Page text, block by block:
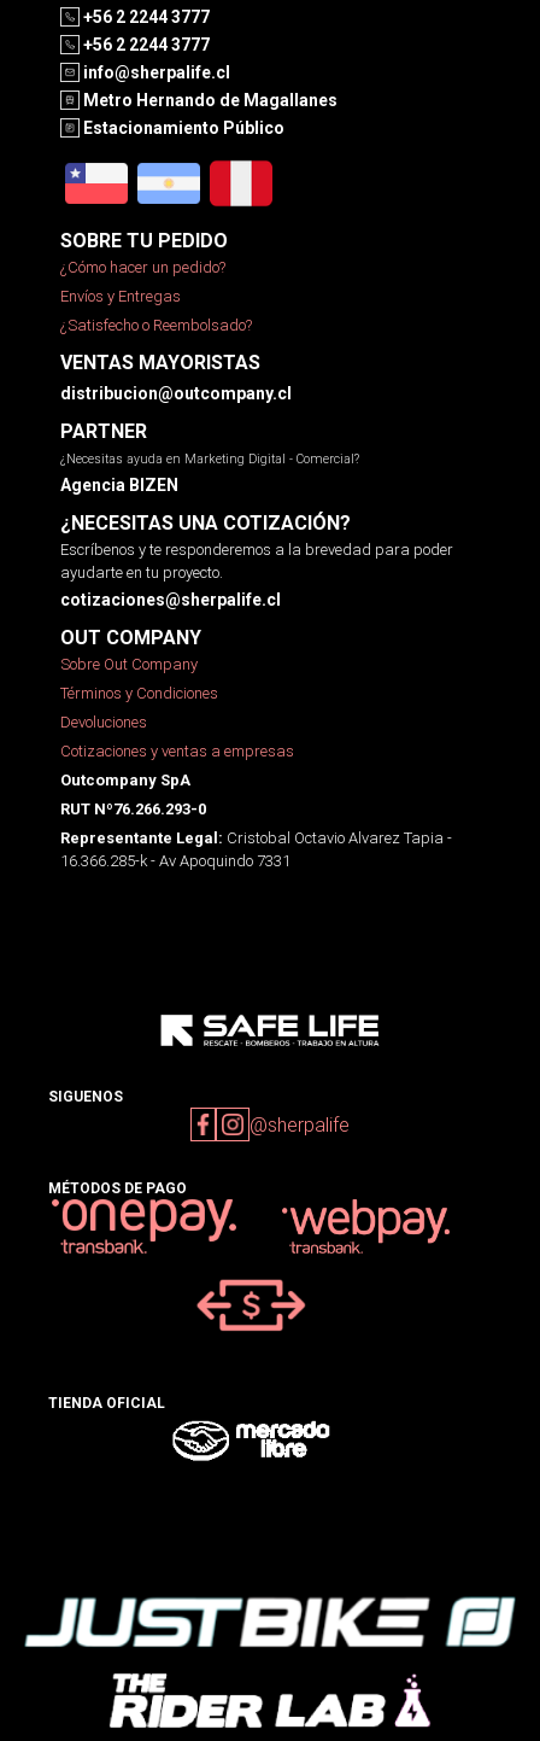
+56 2 2244 3777
+56 2 2244 3777
info@sherpalife.cl
Metro Hernando de Magallanes
Estacionamiento Público
SOBRE TU PEDIDO
¿Cómo hacer un pedido?
Envíos y Entregas
¿Satisfecho o Reembolsado?
VENTAS MAYORISTAS
distribucion@outcompany.cl
PARTNER
¿Necesitas ayuda en Marketing Digital - Comercial?
Agencia BIZEN
¿NECESITAS UNA COTIZACIÓN?
Escríbenos y te responderemos a la brevedad para poder
ayudarte en tu proyecto.
cotizaciones@sherpalife.cl
OUT COMPANY
Sobre Out Company
Términos y Condiciones
Devoluciones
Cotizaciones y ventas a empresas
Outcompany SpA
RUT Nº76.266.293-0
Representante Legal: Cristobal Octavio Alvarez Tapia -
16.366.285-k - Av Apoquindo 7331
SIGUENOS
@sherpalife
MÉTODOS DE PAGO
TIENDA OFICIAL